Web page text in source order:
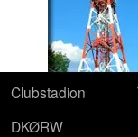
Clubstadion
DKØRW